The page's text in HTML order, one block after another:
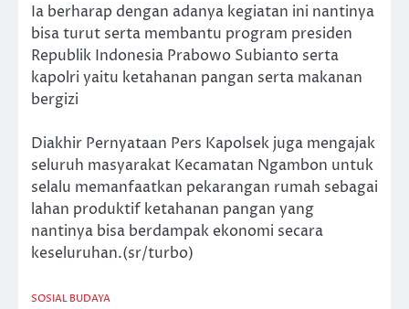
Ia berharap dengan adanya kegiatan ini nantinya
bisa turut serta membantu program presiden
Republik Indonesia Prabowo Subianto serta
kapolri yaitu ketahanan pangan serta makanan
bergizi
Diakhir Pernyataan Pers Kapolsek juga mengajak
seluruh masyarakat Kecamatan Ngambon untuk
selalu memanfaatkan pekarangan rumah sebagai
lahan produktif ketahanan pangan yang
nantinya bisa berdampak ekonomi secara
keseluruhan.(sr/turbo)
SOSIAL BUDAYA